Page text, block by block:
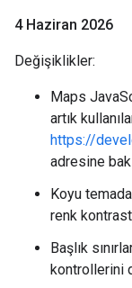
4 Haziran 2026
Değişiklikler:
Maps
artık
https://
adresine
Koyu
renk
Başlık
kontrollerini